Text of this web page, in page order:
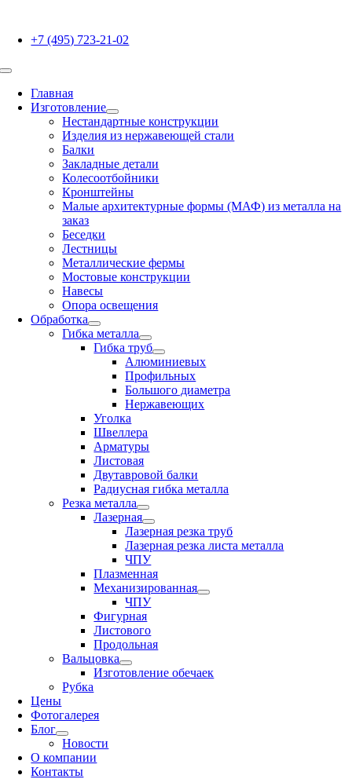
content+7 (495) 723-21-02
Toggle
NavigationГлавная
Изготовление
Нестандартные конструкции
Изделия из нержавеющей стали
Балки
Закладные детали
Колесоотбойники
Кронштейны
Малые архитектурные формы (МАФ) из металла на
заказ
Беседки
Лестницы
Металлические фермы
Мостовые конструкции
Навесы
Опора освещения
Обработка
Гибка металла
Гибка труб
Алюминиевых
Профильных
Большого диаметра
Нержавеющих
Уголка
Швеллера
Арматуры
Листовая
Двутавровой балки
Радиусная гибка металла
Резка металла
Лазерная
Лазерная резка труб
Лазерная резка листа металла
ЧПУ
Плазменная
Механизированная
ЧПУ
Фигурная
Листового
Продольная
Вальцовка
Изготовление обечаек
Рубка
Цены
Фотогалерея
Блог
Новости
О компании
Контакты